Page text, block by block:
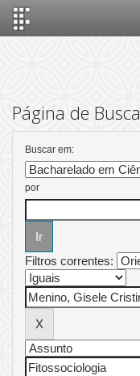
Página de Busca
Buscar em:
por
Filtros correntes: